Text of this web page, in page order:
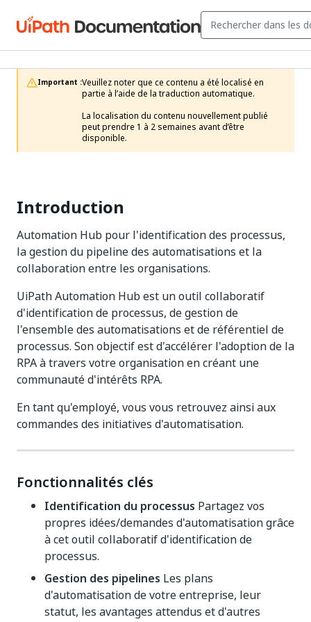
Important :Veuillez noter que ce contenu a été localisé en
partie à l’aide de la traduction automatique.
La localisation du contenu nouvellement publié
peut prendre 1 à 2 semaines avant d’être
disponible.
Introduction
Automation Hub pour l'identification des processus,
la gestion du pipeline des automatisations et la
collaboration entre les organisations.
UiPath Automation Hub est un outil collaboratif
d'identification de processus, de gestion de
l'ensemble des automatisations et de référentiel de
processus. Son objectif est d'accélérer l'adoption de la
RPA à travers votre organisation en créant une
communauté d'intérêts RPA.
En tant qu'employé, vous vous retrouvez ainsi aux
commandes des initiatives d'automatisation.
Fonctionnalités clés
Identification du processus Partagez vos
propres idées/demandes d'automatisation grâce
à cet outil collaboratif d'identification de
processus.
Gestion des pipelines Les plans
d'automatisation de votre entreprise, leur
statut, les avantages attendus et d'autres